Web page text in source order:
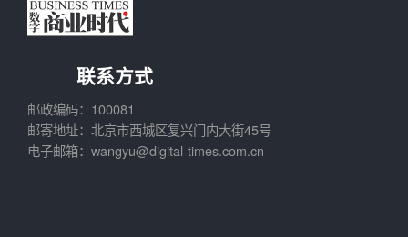
联系方式
邮政编码：100081
邮寄地址：北京市西城区复兴门内大街45号
电子邮箱：wangyu@digital-times.com.cn